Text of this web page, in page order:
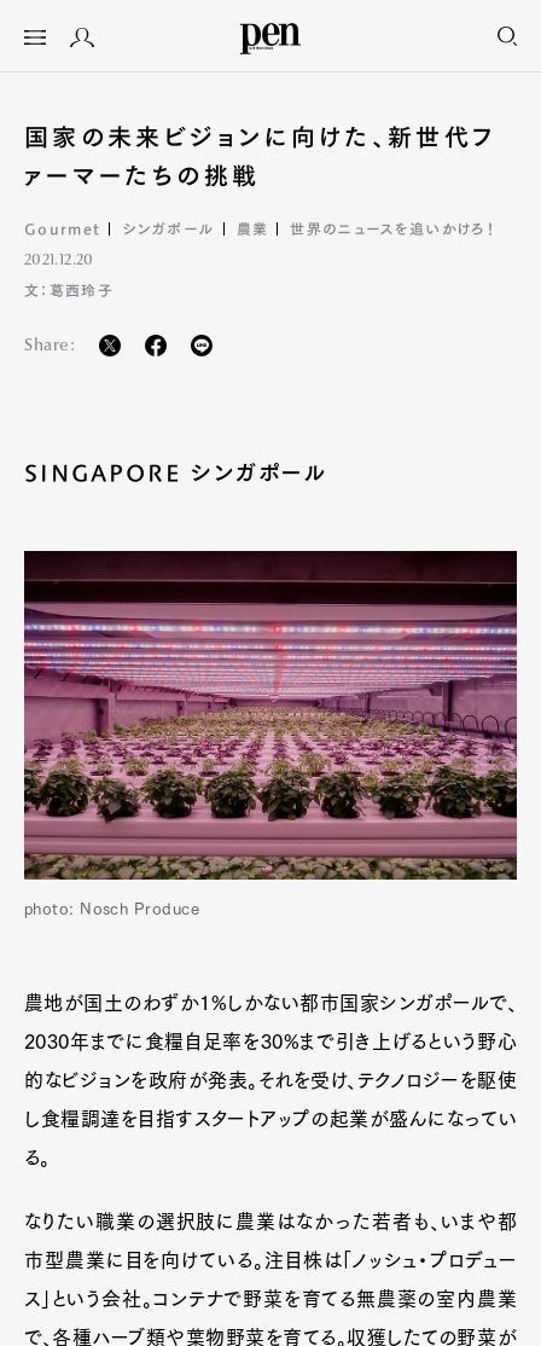
国家の未来ビジョンに向けた、新世代フ
ァーマーたちの挑戦
Gourmet シンガポール 農業 世界のニュースを追いかけろ！
2021.12.20
文：葛西玲子
Share:
SINGAPORE シンガポール
photo: Nosch Produce
農地が国土のわずか1%しかない都市国家シンガポールで、
2030年までに食糧自足率を30%まで引き上げるという野心
的なビジョンを政府が発表。それを受け、テクノロジーを駆使
し食糧調達を目指すスタートアップの起業が盛んになってい
る。
なりたい職業の選択肢に農業はなかった若者も、いまや都
市型農業に目を向けている。注目株は「ノッシュ・プロデュー
ス」という会社。コンテナで野菜を育てる無農薬の室内農業
で、各種ハーブ類や葉物野菜を育てる。収獲したての野菜が